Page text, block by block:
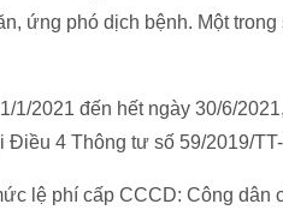
ứng phó dịch bệnh. Một
1/2021 đến hết ngày 30/6/
4 Thông tư số 59/2019/
lệ phí cấp CCCD: Công dân